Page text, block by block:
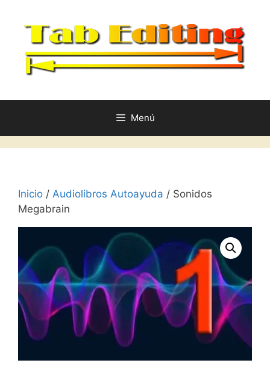
Menú
Inicio / Audiolibros Autoayuda / Sonidos
Megabrain